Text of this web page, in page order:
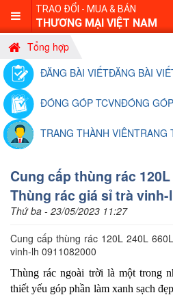
TRAO ĐỔI - MUA & BÁN
THƯƠNG MẠI VIỆT NAM
Tổng hợp
ĐĂNG BÀI VIẾTĐĂNG BÀI
ĐÓNG GÓP TCVNĐÓNG
TRANG THÀNH VIÊNTRANG
Cung cấp thùng rác
Thùng rác giá sỉ trà vinh-
Thứ ba - 23/05/2023 11:27
Cung cấp thùng rác 120L 240L
vinh-lh 0911082000
Thùng rác ngoài trời là một trong
thiết yếu góp phần làm xanh sạch